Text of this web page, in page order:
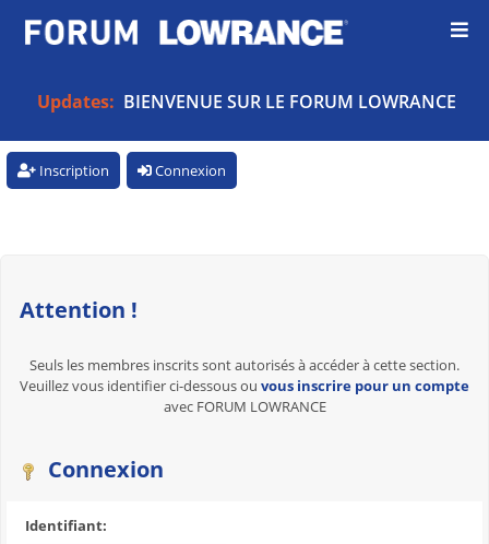
Updates: BIENVENUE SUR LE FORUM LOWRANCE
Inscription Connexion
Attention !
Seuls les membres inscrits sont autorisés à accéder à cette section.
Veuillez vous identifier ci-dessous ou vous inscrire pour un compte
avec FORUM LOWRANCE
Connexion
Identifiant: